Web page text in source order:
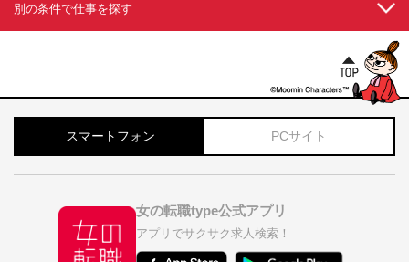
別の条件で仕事を探す
スマートフォン PCサイト
女の転職type公式アプリ
アプリでサクサク求人検索！